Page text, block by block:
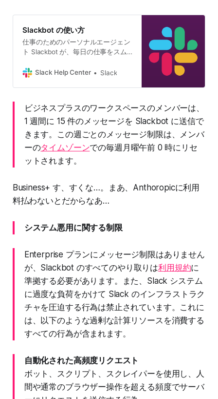
Slackbot の使い方
仕事のためのパーソナルエージェン
ト Slackbot が、毎日の仕事をスム
Slackbot はあなたと同じ背景情報を
Slack Help Center Slack
ビジネスプラスのワークスペースのメンバーは、
1 週間に 15 件のメッセージを Slackbot に送信で
きます。この週ごとのメッセージ制限は、メンバ
ーのタイムゾーンでの毎週月曜午前 0 時にリセ
ットされます。
Business+ す、すくな…。まあ、Anthoropicに利用
料払わないとだからなあ…
システム悪用に関する制限
Enterprise プランにメッセージ制限はありません
が、Slackbot のすべてのやり取りは利用規約に
準拠する必要があります。また、Slack システム
に過度な負荷をかけて Slack のインフラストラク
チャを圧迫する行為は禁止されています。これに
は、以下のような過剰な計算リソースを消費する
すべての行為が含まれます。
自動化された高頻度リクエスト
ボット、スクリプト、スクレイパーを使用し、人
間や通常のブラウザー操作を超える頻度でサーバ